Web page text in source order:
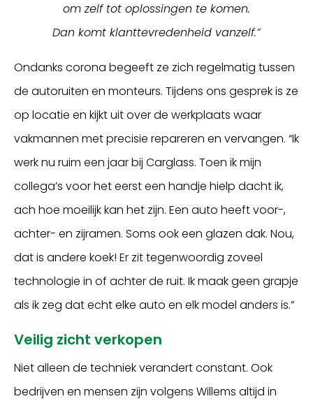
om zelf tot oplossingen te komen.
Dan komt klanttevredenheid vanzelf.”
Ondanks corona begeeft ze zich regelmatig tussen
de autoruiten en monteurs. Tijdens ons gesprek is ze
op locatie en kijkt uit over de werkplaats waar
vakmannen met precisie repareren en vervangen. “Ik
werk nu ruim een jaar bij Carglass. Toen ik mijn
collega’s voor het eerst een handje hielp dacht ik,
ach hoe moeilijk kan het zijn. Een auto heeft voor-,
achter- en zijramen. Soms ook een glazen dak. Nou,
dat is andere koek! Er zit tegenwoordig zoveel
technologie in of achter de ruit. Ik maak geen grapje
als ik zeg dat echt elke auto en elk model anders is.”
Veilig zicht verkopen
Niet alleen de techniek verandert constant. Ook
bedrijven en mensen zijn volgens Willems altijd in